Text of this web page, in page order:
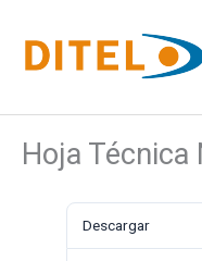
contenido
Hoja Técnica
Descargar